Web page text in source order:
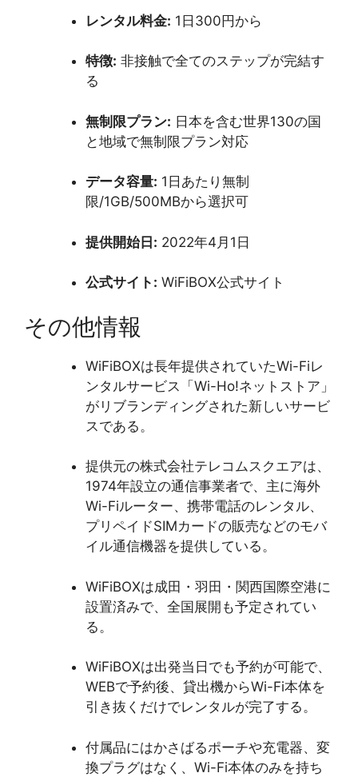
レンタル料金: 1日300円から
特徴: 非接触で全てのステップが完結す
る
無制限プラン: 日本を含む世界130の国
と地域で無制限プラン対応
データ容量: 1日あたり無制
限/1GB/500MBから選択可
提供開始日: 2022年4月1日
公式サイト: WiFiBOX公式サイト
その他情報
WiFiBOXは長年提供されていたWi-Fiレ
ンタルサービス「Wi-Ho!ネットストア」
がリブランディングされた新しいサービ
スである。
提供元の株式会社テレコムスクエアは、
1974年設立の通信事業者で、主に海外
Wi-Fiルーター、携帯電話のレンタル、
プリペイドSIMカードの販売などのモバ
イル通信機器を提供している。
WiFiBOXは成田・羽田・関西国際空港に
設置済みで、全国展開も予定されてい
る。
WiFiBOXは出発当日でも予約が可能で、
WEBで予約後、貸出機からWi-Fi本体を
引き抜くだけでレンタルが完了する。
付属品にはかさばるポーチや充電器、変
換プラグはなく、Wi-Fi本体のみを持ち